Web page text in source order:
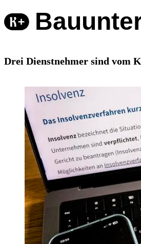
Drei Dienstnehmer sind vom